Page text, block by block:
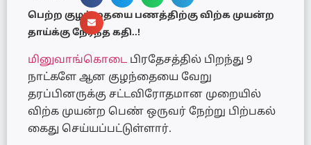
பெற்ற குழந்தையை பணத்திற்கு விற்க முயன்ற
தாய்க்கு நேர்ந்த கதி..!
மினுவாங்கொடைபிரதேசத்தில் பிறந்து 9
நாட்களே ஆன குழந்தையை வேறு
தரப்பினருக்கு சட்டவிரோதமான முறையில்
விற்க முயன்ற பெண் ஒருவர் நேற்று பிற்பகல்
கைது செய்யப்பட்டுள்ளார்.